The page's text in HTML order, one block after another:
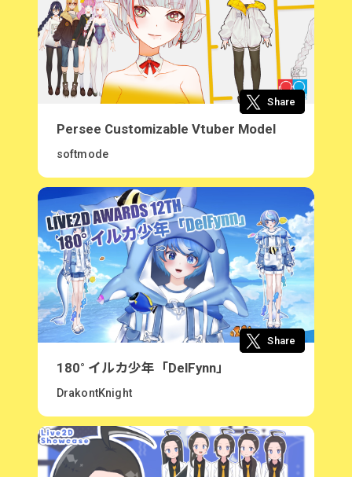
Persee Customizable Vtuber Model
softmode
Share
180° イルカ少年「DelFynn」
DrakontKnight
Share